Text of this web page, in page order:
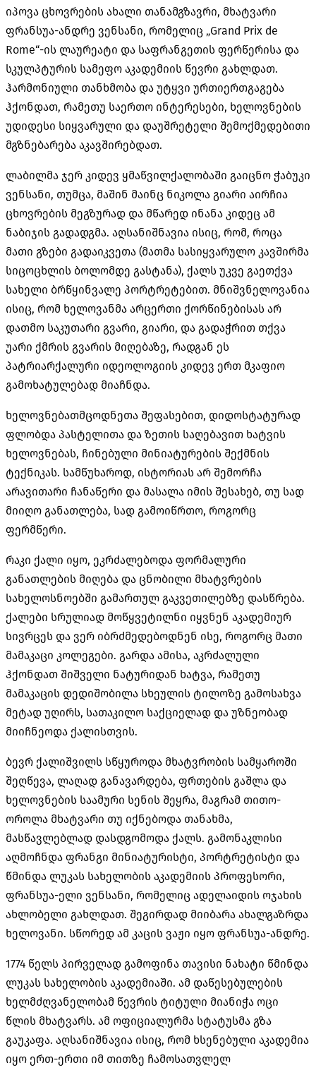
იპოვა ცხოვრების ახალი თანამგზავრი, მხატვარი
ფრანსუა-ანდრე ვენსანი, რომელიც „Grand Prix de
Rome“-ის ლაურეატი და საფრანგეთის ფერწერისა და
სკულპტურის სამეფო აკადემიის წევრი გახლდათ.
ჰარმონიული თანხმობა და უტყვი ურთიერთგაგება
ჰქონდათ, რამეთუ საერთო ინტერესები, ხელოვნების
უდიდესი სიყვარული და დაუშრეტელი შემოქმედებითი
მგზნებარება აკავშირებდათ.
ლაბილმა ჯერ კიდევ ყმაწვილქალობაში გაიცნო ჭაბუკი
ვენსანი, თუმცა, მაშინ მაინც ნიკოლა გიარი აირჩია
ცხოვრების მეგზურად და მწარედ ინანა კიდეც ამ
ნაბიჯის გადადგმა. აღსანიშნავია ისიც, რომ, როცა
მათი გზები გადაიკვეთა (მათმა სასიყვარულო კავშირმა
სიცოცხლის ბოლომდე გასტანა), ქალს უკვე გაეთქვა
სახელი ბრწყინვალე პორტრეტებით. მნიშვნელოვანია
ისიც, რომ ხელოვანმა არცერთი ქორწინებისას არ
დათმო საკუთარი გვარი, გიარი, და გადაჭრით თქვა
უარი ქმრის გვარის მიღებაზე, რადგან ეს
პატრიარქალური იდეოლოგიის კიდევ ერთ მკაფიო
გამოხატულებად მიაჩნდა.
ხელოვნებათმცოდნეთა შეფასებით, დიდოსტატურად
ფლობდა პასტელითა და ზეთის საღებავით ხატვის
ხელოვნებას, ჩინებული მინიატურების შექმნის
ტექნიკას. სამწუხაროდ, ისტორიას არ შემორჩა
არავითარი ჩანაწერი და მასალა იმის შესახებ, თუ სად
მიიღო განათლება, სად გამოიწრთო, როგორც
ფერმწერი.
რაკი ქალი იყო, ეკრძალებოდა ფორმალური
განათლების მიღება და ცნობილი მხატვრების
სახელოსნოებში გამართულ გაკვეთილებზე დასწრება.
ქალები სრულიად მოწყვეტილნი იყვნენ აკადემიურ
სივრცეს და ვერ იბრძმედებოდნენ ისე, როგორც მათი
მამაკაცი კოლეგები. გარდა ამისა, აკრძალული
ჰქონდათ შიშველი ნატურიდან ხატვა, რამეთუ
მამაკაცის დედიშობილა სხეულის ტილოზე გამოსახვა
მეტად უღირს, სათაკილო საქციელად და უზნეობად
მიიჩნეოდა ქალისთვის.
ბევრ ქალიშვილს სწყუროდა მხატვრობის სამყაროში
შეღწევა, ლაღად განავარდება, ფრთების გაშლა და
ხელოვნების საამური სენის შეყრა, მაგრამ თითო-
ოროლა მხატვარი თუ იქნებოდა თანახმა,
მასწავლებლად დასდგომოდა ქალს. გამონაკლისი
აღმოჩნდა ფრანგი მინიატურისტი, პორტრეტისტი და
წმინდა ლუკას სახელობის აკადემიის პროფესორი,
ფრანსუა-ელი ვენსანი, რომელიც ადელაიდის ოჯახის
ახლობელი გახლდათ. შეგირდად მიიბარა ახალგაზრდა
ხელოვანი. სწორედ ამ კაცის ვაჟი იყო ფრანსუა-ანდრე.
1774 წელს პირველად გამოფინა თავისი ნახატი წმინდა
ლუკას სახელობის აკადემიაში. ამ დაწესებულების
ხელმძღვანელობამ წევრის ტიტული მიანიჭა ოცი
წლის მხატვარს. ამ ოფიციალურმა სტატუსმა გზა
გაუკაფა. აღსანიშნავია ისიც, რომ ხსენებული აკადემია
იყო ერთ-ერთი იმ თითზე ჩამოსათვლელ